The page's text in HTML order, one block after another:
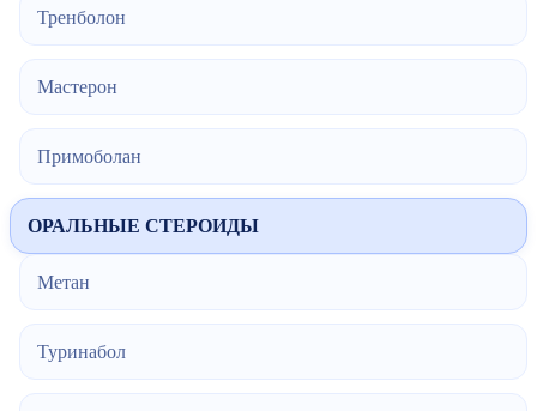
Тренболон
Мастерон
Примоболан
ОРАЛЬНЫЕ СТЕРОИДЫ
Метан
Туринабол